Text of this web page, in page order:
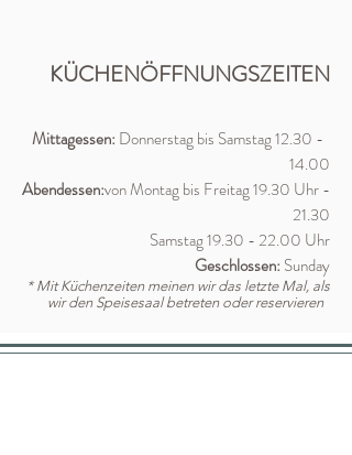
KÜCHENÖFFNUNGSZEITEN
Mittagessen: Donnerstag bis Samstag12.30 -
14.00
Abendessen:von Montag bis Freitag 19.30 Uhr-
21.30
Samstag19.30 - 22.00 Uhr
Geschlossen: Sunday
* Mit Küchenzeiten meinen wir das letzte Mal, als
wir den Speisesaal betreten oder reservieren